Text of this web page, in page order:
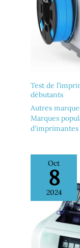
Test de
débutants
Autres
Marques
d'imprimantes
Oct
8
2024